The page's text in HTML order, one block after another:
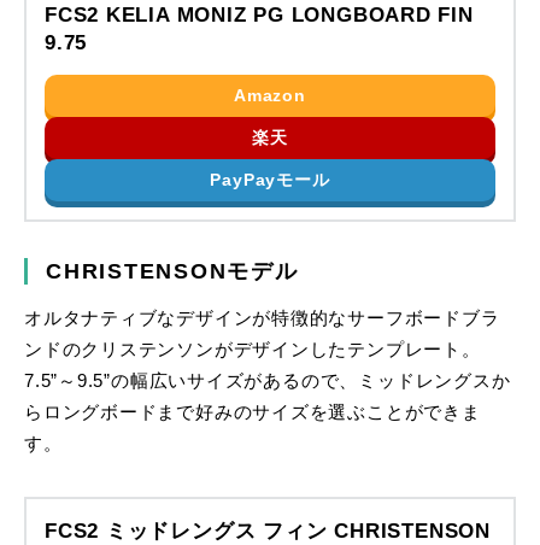
FCS2 KELIA MONIZ PG LONGBOARD FIN
9.75
Amazon
楽天
PayPayモール
CHRISTENSONモデル
オルタナティブなデザインが特徴的なサーフボードブラ
ンドのクリステンソンがデザインしたテンプレート。
7.5”～9.5”の幅広いサイズがあるので、ミッドレングスか
らロングボードまで好みのサイズを選ぶことができま
す。
FCS2 ミッドレングス フィン CHRISTENSON